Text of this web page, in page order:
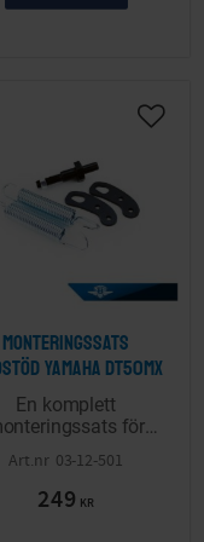
Monteringssats
Yamaha DT50MX
En komplett
för
till Yamaha
och DT80MX
tillhörande fjädrar,
03-12-501
249 KR
Lägg